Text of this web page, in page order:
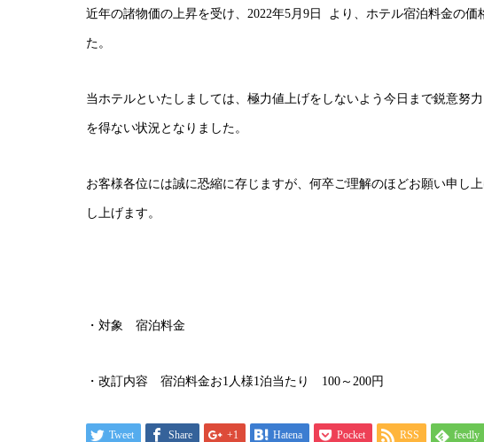
近年の諸物価の上昇を受け、2022年5月9日 より、ホテル宿泊料金の
た。
当ホテルといたしましては、極力値上げをしないよう今日まで鋭意努
を得ない状況となりました。
お客様各位には誠に恐縮に存じますが、何卒ご理解のほどお願い申し
し上げます。
・対象 宿泊料金
・改訂内容 宿泊料金お1人様1泊当たり 100～200円
Tweet Share +1 Hatena Pocket RSS feedly